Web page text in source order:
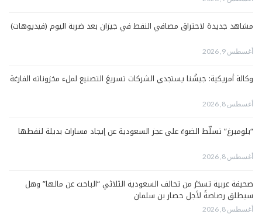
مشاهد جديدة لاحتراق مصافي النفط في جيزان بعد ضربة اليوم (فيديوهات)
أغسطس 9, 2026
وكالة أمريكية: جيشُنا يستجدي الشركات تسريعَ التصنيع لملء مخزوناته الفارغة
أغسطس 8, 2026
“بلومبرغ” تسلّط الضوءَ على عجز السعودية عن إيجاد مسارات بديلة لنفطها
أغسطس 8, 2026
صحيفة عربية تسخرُ من تحالف السعودية الثلاثي “الباحث عن مالها” وهل
سيطلق رصاصةً لأجل حصار بن سلمان
أغسطس 8, 2026